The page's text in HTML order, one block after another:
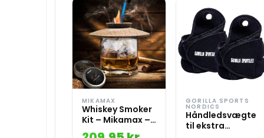
MIKAMAX
Whiskey Smoker
Kit – Mikamax –
7 Dele
GORILLA SPORTS
NORDICS
Håndledsvægte
til ekstra